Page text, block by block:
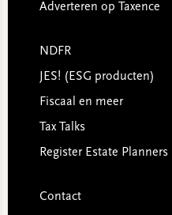
Adverteren op Taxence
NDFR
JES! (ESG producten)
Fiscaal en meer
Tax Talks
Register Estate Planners
Contact